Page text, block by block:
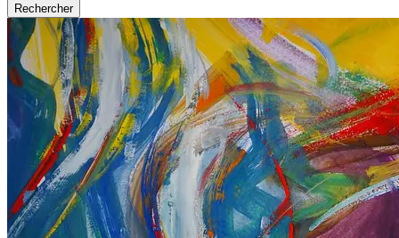
Rechercher